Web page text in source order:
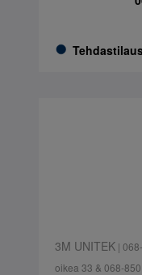
3M UNITEK|
oikea 33 & 068-